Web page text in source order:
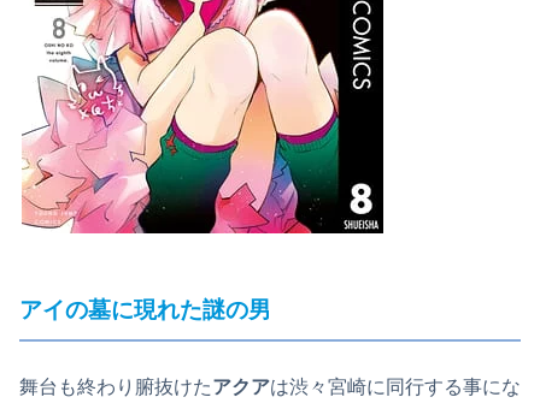
アイの墓に現れた謎の男
舞台も終わり腑抜けたアクアは渋々宮崎に同行する事にな